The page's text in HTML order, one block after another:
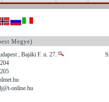
Megye)
, Bajáki F. u. 27.
online.hu